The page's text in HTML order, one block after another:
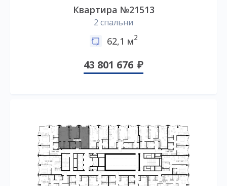
Квартира №21513
2 спальни
62,1 м2
43 801 676